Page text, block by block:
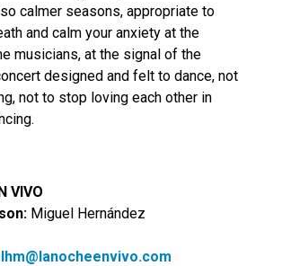
calmer seasons, appropriate to
and calm your anxiety at the
musicians, at the signal of the
designed and felt to dance, not
not to stop loving each other in
VIVO
Miguel Hernández